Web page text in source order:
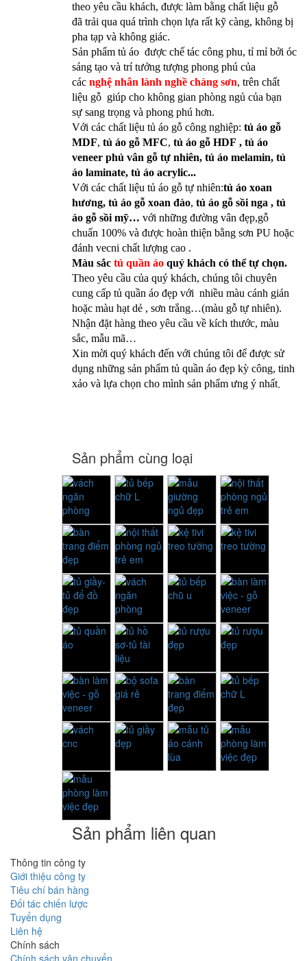
theo yêu cầu khách, được làm bằng chất liệu gỗ
đã trải qua quá trình chọn lựa rất kỹ càng, không bị
pha tạp và không giác.
Sản phẩm tủ áo được chế tác công phu, tỉ mỉ bởi óc
sáng tạo và trí tưởng tượng phong phú của
các nghệ nhân lành nghề chàng sơn, trên chất
liệu gỗ giúp cho không gian phòng ngủ của bạn
sự sang trọng và phong phú hơn.
Với các chất liệu tủ áo gỗ công nghiệp: tủ áo gỗ
MDF, tủ áo gỗ MFC, tủ áo gỗ HDF , tủ áo
veneer phủ vân gỗ tự nhiên, tủ áo melamin, tủ
áo laminate, tủ áo acrylic...
Với các chất liệu tủ áo gỗ tự nhiên:tủ áo xoan
hương, tủ áo gỗ xoan đào, tủ áo gỗ sồi nga , tủ
áo gỗ sồi mỹ… với những đường vân đẹp,gỗ
chuẩn 100% và được hoàn thiện bằng sơn PU hoặc
đánh vecni chất lượng cao .
Màu sắc tủ quần áoquý khách có thể tự chọn.
Theo yêu cầu của quý khách, chúng tôi chuyên
cung cấp tủ quần áo đẹp với nhiều màu cánh gián
hoặc màu hạt dẻ , sơn trắng…(màu gỗ tự nhiên).
Nhận đặt hàng theo yêu cầu về kích thước, màu
sắc, mẫu mã…
Xin mời quý khách đến với chúng tôi để được sử
dụng những sản phẩm tủ quần áo đẹp kỳ công, tinh
xảo và lựa chọn cho mình sản phẩm ưng ý nhất.
Sản phẩm cùng loại
Sản phẩm liên quan
Thông tin công ty
Giới thiệu công ty
Tiêu chí bán hàng
Đối tác chiến lược
Tuyển dụng
Liên hệ
Chính sách
Chính sách vận chuyển